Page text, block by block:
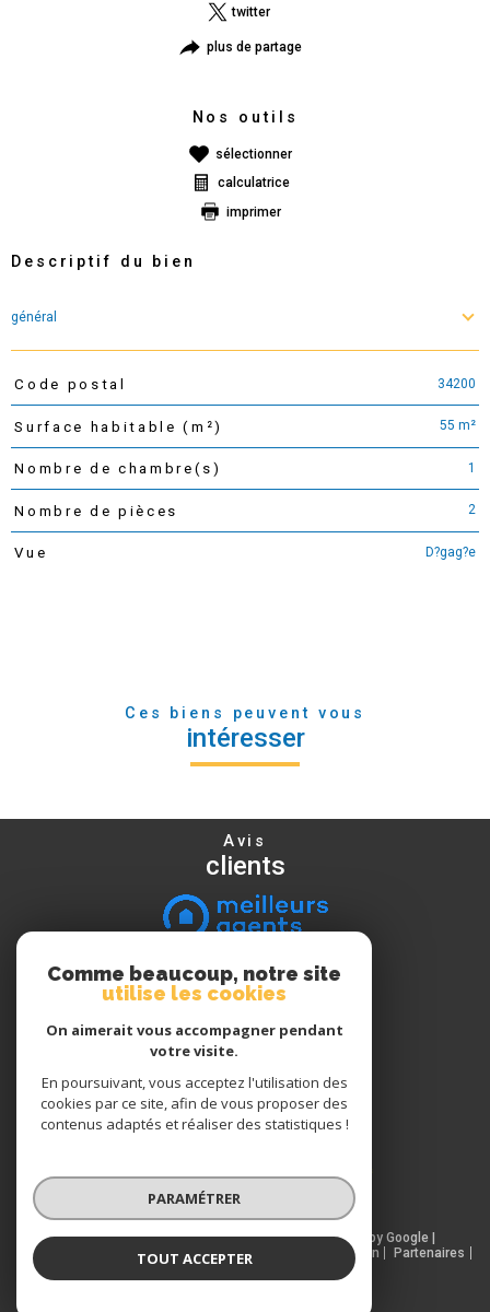
twitter
plus de partage
Nos outils
sélectionner
calculatrice
imprimer
Descriptif du bien
général
TRAD_PAMPERO_Caracteristique
Code postal 34200
Surface habitable (m²) 55 m²
Nombre de chambre(s) 1
Nombre de pièces 2
Vue D?gag?e
Ces biens peuvent vous
intéresser
Avis
clients
Nous
suivre
Nous
adhérons
© 2026 | Tous droits réservés | Traduction powered by Google |
Nos honoraires
Plan du site Mentions légales Admin
Partenaires
Politique RGPD
Comme beaucoup, notre site
utilise les cookies
On aimerait vous accompagner pendant
votre visite.
En poursuivant, vous acceptez l'utilisation des
cookies par ce site, afin de vous proposer des
contenus adaptés et réaliser des statistiques !
PARAMÉTRER
TOUT ACCEPTER